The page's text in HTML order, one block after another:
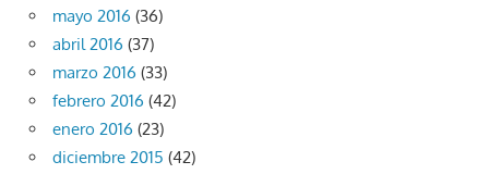
mayo 2016 (36)
abril 2016 (37)
marzo 2016 (33)
febrero 2016 (42)
enero 2016 (23)
diciembre 2015 (42)